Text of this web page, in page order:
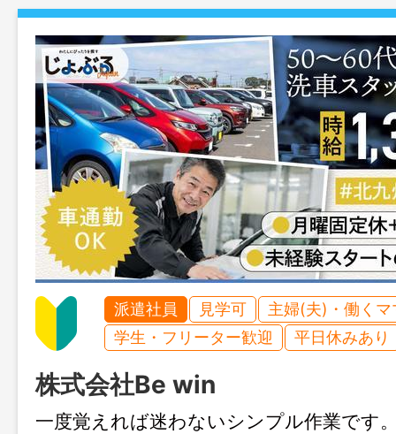
派遣社員 見学可
主婦(夫)・働くマ
学生・フリーター歓迎
平日休みあり
株式会社Be win
一度覚えれば迷わないシンプル作業です